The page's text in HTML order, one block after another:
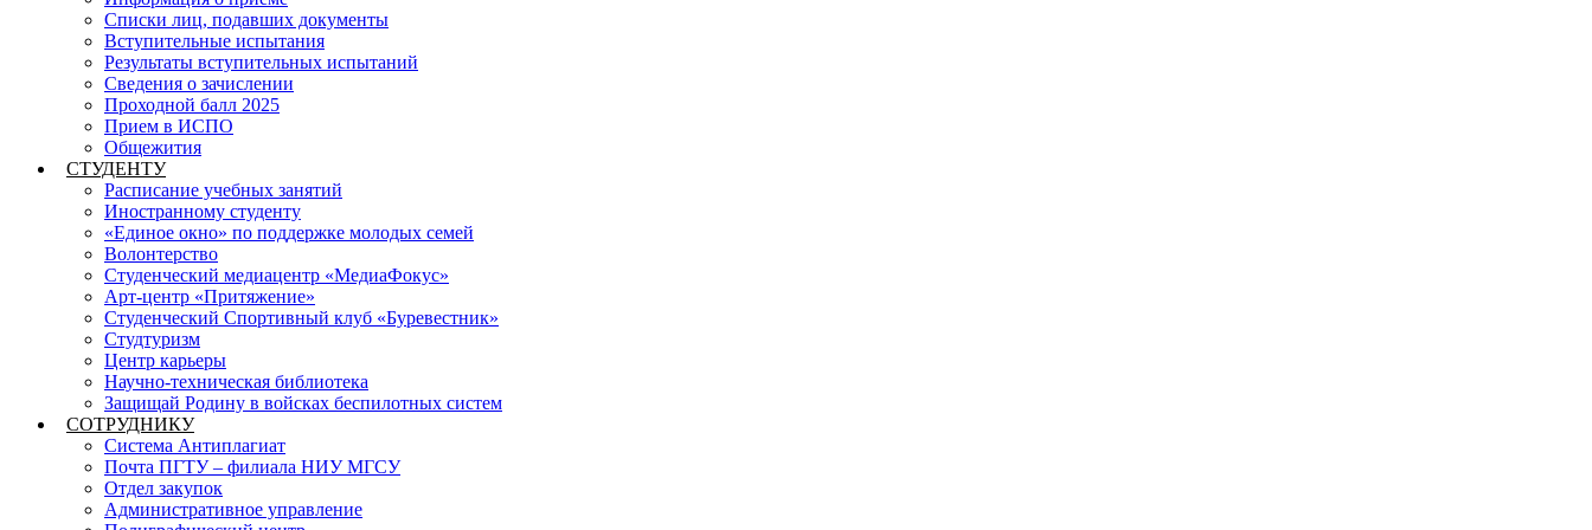
Списки лиц, подавших документы
Вступительные испытания
Результаты вступительных испытаний
Сведения о зачислении
Проходной балл 2025
Прием в ИСПО
Общежития
СТУДЕНТУ
Расписание учебных занятий
Иностранному студенту
«Единое окно» по поддержке молодых семей
Волонтерство
Студенческий медиацентр «МедиаФокус»
Арт-центр «Притяжение»
Студенческий Спортивный клуб «Буревестник»
Студтуризм
Центр карьеры
Научно-техническая библиотека
Защищай Родину в войсках беспилотных систем
СОТРУДНИКУ
Система Антиплагиат
Почта ПГТУ – филиала НИУ МГСУ
Отдел закупок
Административное управление